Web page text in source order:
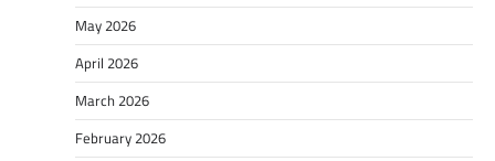
May 2026
April 2026
March 2026
February 2026